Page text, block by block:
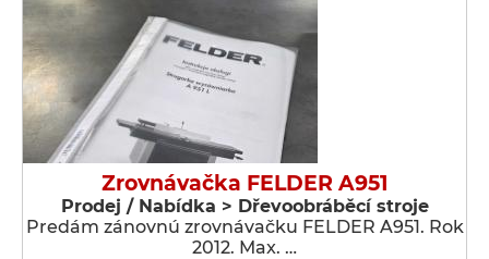
Zrovnávačka FELDER A951
Prodej / Nabídka > Dřevoobráběcí stroje
Predám zánovnú zrovnávačku FELDER A951. Rok
2012. Max. …